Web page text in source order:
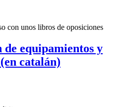
equipamientos y
catalán)